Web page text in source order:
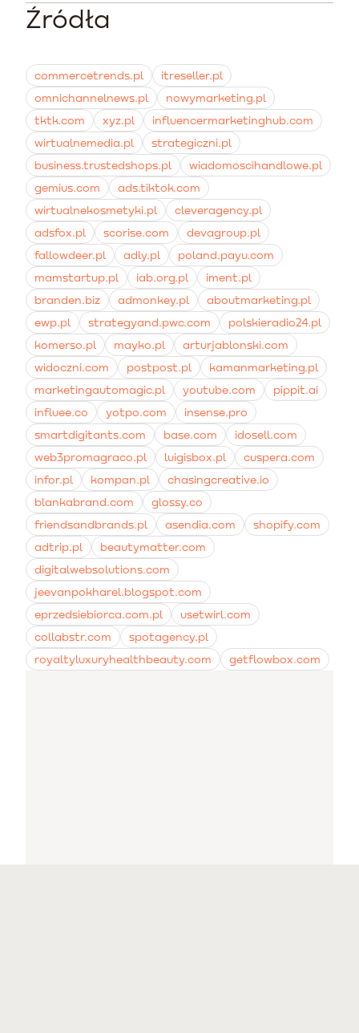
o wyraźną zgodę pisemną lub zawrzeć umowę o
przeniesienie praw autorskich i zgody na wizerunek.
Według danych rynkowych za rok 2024, płatne
poziomie 5,44.
Źródła
commercetrends.pl
itreseller.pl
omnichannelnews.pl
nowymarketing.pl
tktk.com
xyz.pl
influencermarketinghub.com
wirtualnemedia.pl
strategiczni.pl
business.trustedshops.pl
wiadomoscihandlowe.pl
gemius.com
ads.tiktok.com
wirtualnekosmetyki.pl
cleveragency.pl
adsfox.pl
scorise.com
devagroup.pl
fallowdeer.pl
adly.pl
poland.payu.com
mamstartup.pl
iab.org.pl
iment.pl
branden.biz
admonkey.pl
aboutmarketing.pl
ewp.pl
strategyand.pwc.com
polskieradio24.pl
komerso.pl
mayko.pl
arturjablonski.com
widoczni.com
postpost.pl
kamanmarketing.pl
marketingautomagic.pl
youtube.com
pippit.ai
influee.co
yotpo.com
insense.pro
smartdigitants.com
base.com
idosell.com
web3promagraco.pl
luigisbox.pl
cuspera.com
infor.pl
kompan.pl
chasingcreative.io
blankabrand.com
glossy.co
friendsandbrands.pl
asendia.com
shopify.com
adtrip.pl
beautymatter.com
digitalwebsolutions.com
jeevanpokharel.blogspot.com
eprzedsiebiorca.com.pl
usetwirl.com
collabstr.com
spotagency.pl
royaltyluxuryhealthbeauty.com
getflowbox.com